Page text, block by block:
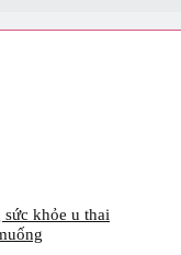
khỏe u thai